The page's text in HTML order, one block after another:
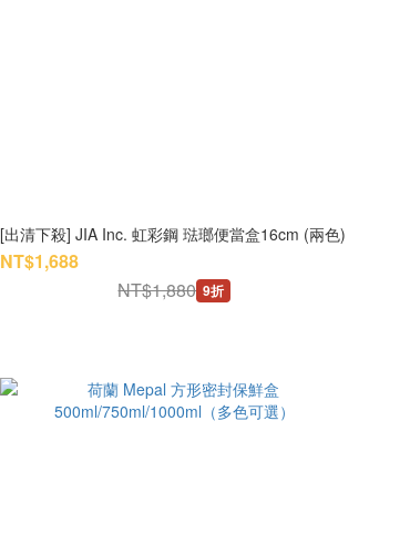
[出清下殺] JIA Inc. 虹彩鋼 琺瑯便當盒16cm (兩色)
NT$1,688
NT$1,880 9折